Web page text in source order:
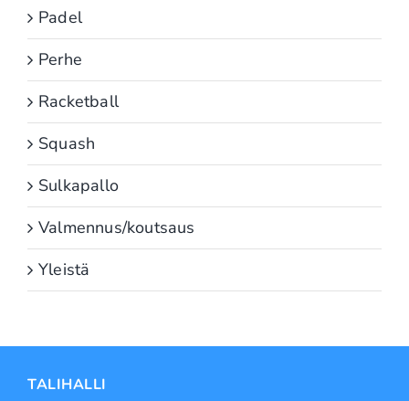
Padel
Perhe
Racketball
Squash
Sulkapallo
Valmennus/koutsaus
Yleistä
TALIHALLI